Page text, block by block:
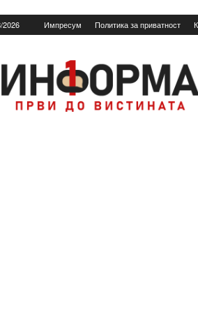
2026 Импресум Политика за приватност
Informa.mk